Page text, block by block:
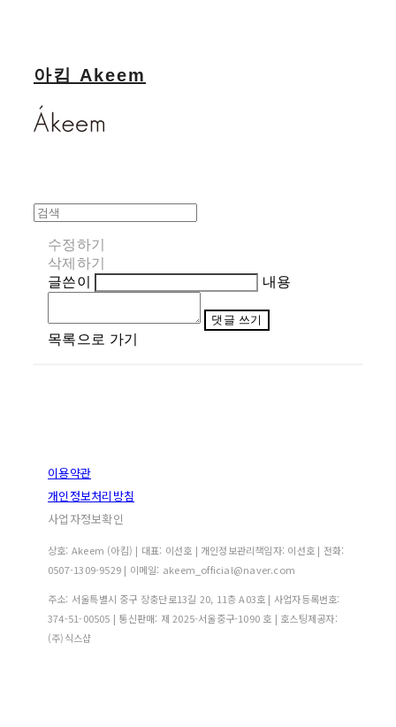
아킴 Akeem
수정하기
삭제하기
글쓴이
내용
댓글 쓰기
목록으로 가기
이용약관
개인정보처리방침
사업자정보확인
상호: Akeem (아킴) | 대표: 이선호 | 개인정보관리책임자: 이선호 | 전화:
0507-1309-9529 | 이메일: akeem_official@naver.com
주소: 서울특별시 중구 장충단로13길 20, 11층 A03호 | 사업자등록번호:
374-51-00505 | 통신판매: 제 2025-서울중구-1090 호 | 호스팅제공자:
(주)식스샵